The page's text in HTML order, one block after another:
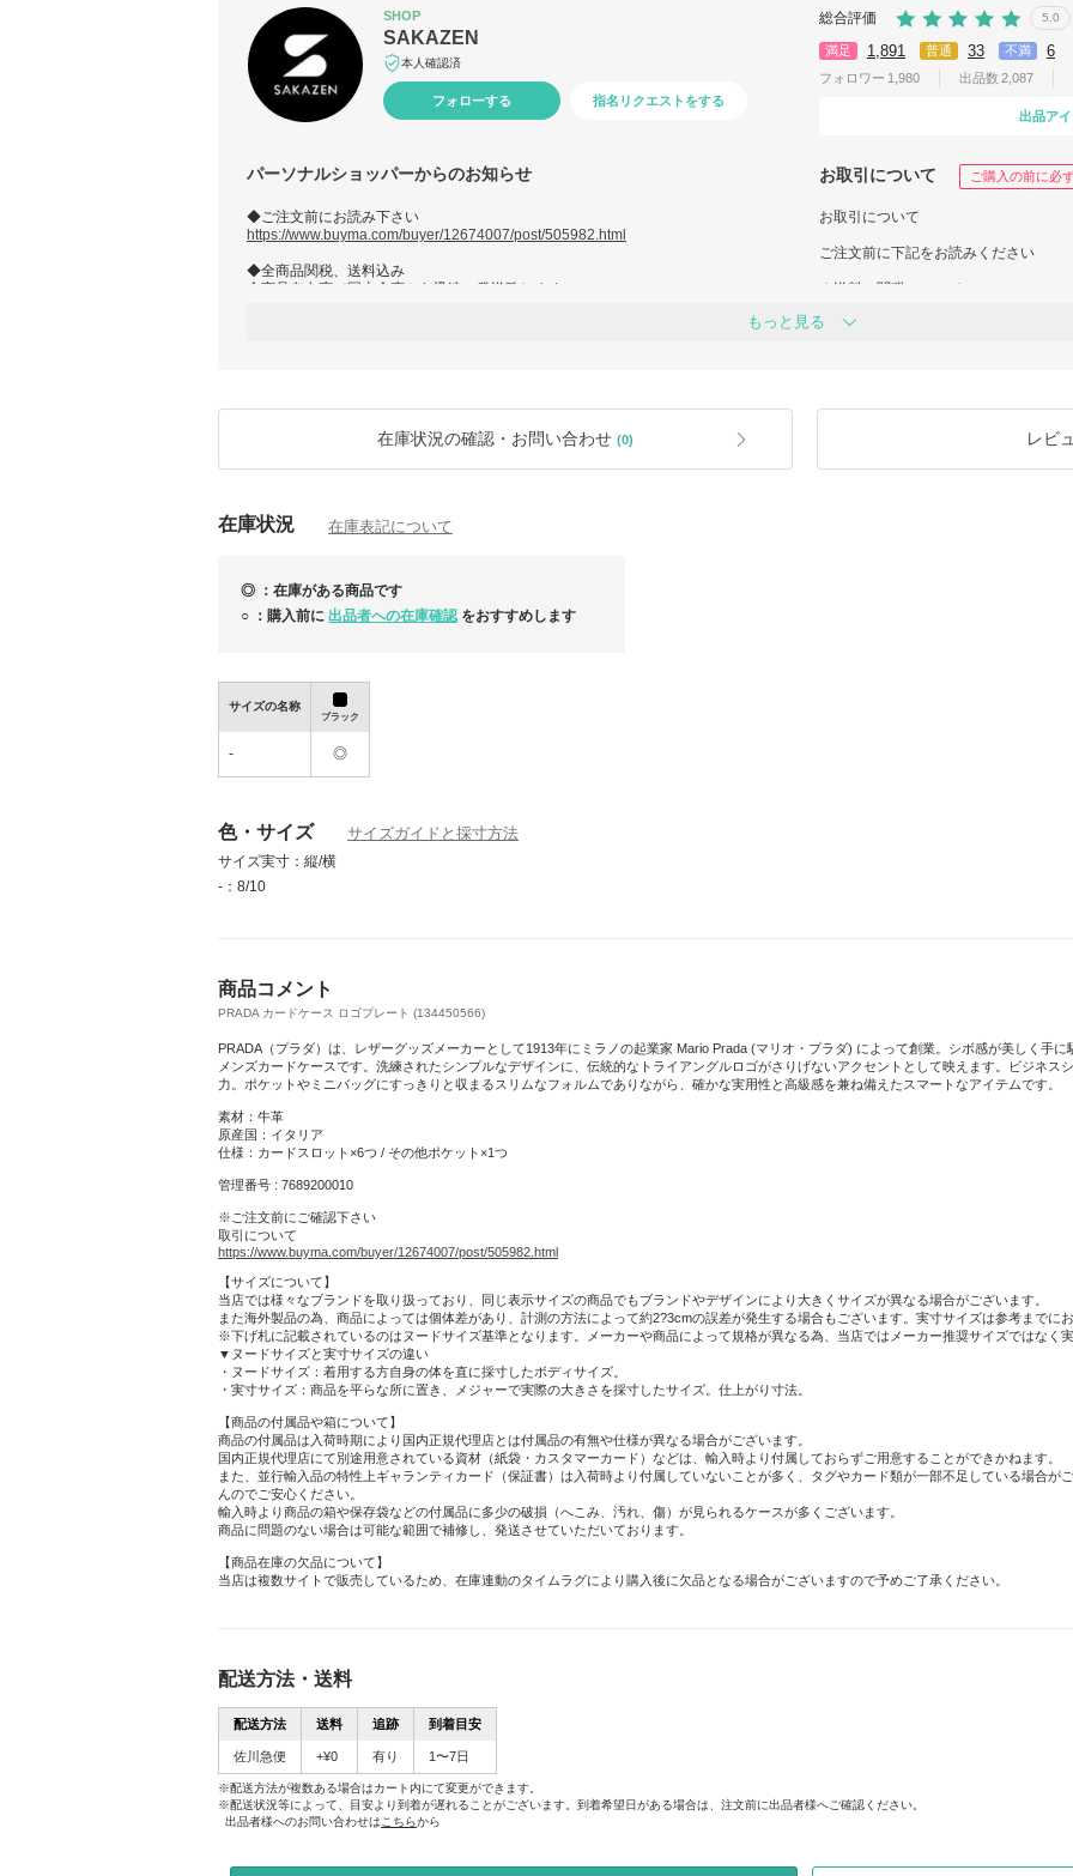
SHOP
SAKAZEN
本人確認済
フォローする 指名リクエストをする
総合評価 5.0
満足 1,891 普通 33 不満 6
フォロワー 1,980 出品数 2,087
出品ア
パーソナルショッパーからのお知らせ お取引について ご購入の前に必
◆ご注文前にお読み下さい
https://www.buyma.com/buyer/12674007/post/505982.html
◆全商品関税、送料込み
全商品有在庫で国内倉庫から迅速に発送致します。
※夏季、年末年始休業あり
お取引について
ご注文前に下記をお読みください
★送料・関税について
https://www.buyma.com/buyer/
下記のURLから商品と一緒にカートに
【クーポン発行中】ショートパンツで叶える、涼し
もっと見る
在庫状況の確認・お問い合わせ (0) レビ
在庫状況 在庫表記について
◎ ：在庫がある商品です
○ ：購入前に 出品者への在庫確認 をおすすめします
サイズの名称
ブラック
- ◎
色・サイズ サイズガイドと採寸方法
サイズ実寸：縦/横
-：8/10
商品コメント
PRADA カードケース ロゴプレート (134450566)
PRADA（プラダ）は、レザーグッズメーカーとして1913年にミラノの起業家 Mario Prada (マリオ・プラダ) によって創業。シボ感が美しく手
メンズカードケースです。洗練されたシンプルなデザインに、伝統的なトライアングルロゴがさりげないアクセントとして映えます。ビジネス
力。ポケットやミニバッグにすっきりと収まるスリムなフォルムでありながら、確かな実用性と高級感を兼ね備えたスマートなアイテムです。
素材：牛革
原産国：イタリア
仕様：カードスロット×6つ / その他ポケット×1つ
管理番号 : 7689200010
※ご注文前にご確認下さい
取引について
https://www.buyma.com/buyer/12674007/post/505982.html
【サイズについて】
当店では様々なブランドを取り扱っており、同じ表示サイズの商品でもブランドやデザインにより大きくサイズが異なる場合がございます。
また海外製品の為、商品によっては個体差があり、計測の方法によって約2?3cmの誤差が発生する場合もございます。実寸サイズは参考までにお
※下げ札に記載されているのはヌードサイズ基準となります。メーカーや商品によって規格が異なる為、当店ではメーカー推奨サイズではなく
▼ヌードサイズと実寸サイズの違い
・ヌードサイズ：着用する方自身の体を直に採寸したボディサイズ。
・実寸サイズ：商品を平らな所に置き、メジャーで実際の大きさを採寸したサイズ。仕上がり寸法。
【商品の付属品や箱について】
商品の付属品は入荷時期により国内正規代理店とは付属品の有無や仕様が異なる場合がございます。
国内正規代理店にて別途用意されている資材（紙袋・カスタマーカード）などは、輸入時より付属しておらずご用意することができかねます。
また、並行輸入品の特性上ギャランティカード（保証書）は入荷時より付属していないことが多く、タグやカード類が一部不足している場合が
んのでご安心ください。
輸入時より商品の箱や保存袋などの付属品に多少の破損（へこみ、汚れ、傷）が見られるケースが多くございます。
商品に問題のない場合は可能な範囲で補修し、発送させていただいております。
【商品在庫の欠品について】
当店は複数サイトで販売しているため、在庫連動のタイムラグにより購入後に欠品となる場合がございますので予めご了承ください。
配送方法・送料
配送方法 送料 追跡 到着目安
佐川急便 +¥0 有り 1〜7日
※配送方法が複数ある場合はカート内にて変更ができます。
※配送状況等によって、目安より到着が遅れることがございます。到着希望日がある場合は、注文前に出品者様へご確認ください。
出品者様へのお問い合わせは こちらから